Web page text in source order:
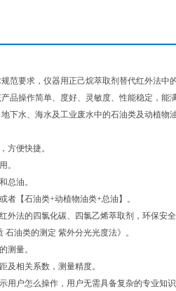
范要求，仪器用正己烷萃取剂替代红外法中
品操作简单、度好、灵敏度、性能稳定，能
下水、海水及工业废水中的石油类及动植物
方便快捷。
。
总油。
者【石油类+动植物油类+总油】。
外法的四氯化碳、四氯乙烯萃取剂，环保安
石油类的测定 紫外分光光度法》。
测量。
及相关系数，测量精度。
用户怎么操作，用户无需具备复杂的专业知